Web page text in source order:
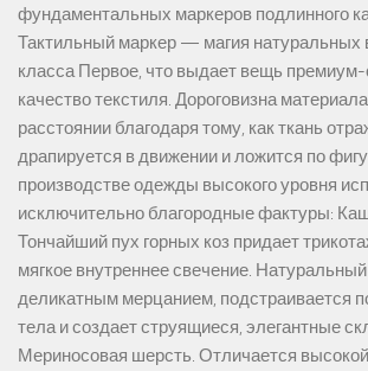
фундаментальных маркеров подлинного
Тактильный маркер — магия натуральных
класса Первое, что выдает вещь
качество текстиля. Дороговизна
расстоянии благодаря тому, как ткань
драпируется в движении и ложится по
производстве одежды высокого уровня
исключительно благородные фактуры:
Тончайший пух горных коз придает
мягкое внутреннее свечение.
деликатным мерцанием, подстраивается
тела и создает струящиеся, элегантные
Мериносовая шерсть. Отличается